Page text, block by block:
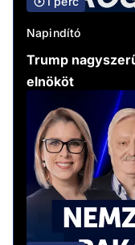
Napindító
Trump
elnököt